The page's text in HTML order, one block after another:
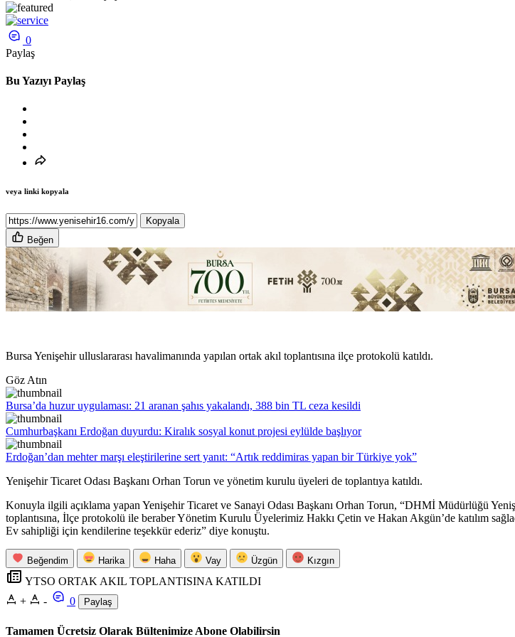
0
Paylaş
Bu Yazıyı Paylaş
veya linki kopyala
Kopyala
Beğen
Bursa Yenişehir ulluslararası havalimanında yapılan ortak akıl toplantısına ilçe protokolü katıldı.
Göz Atın
Bursa’da huzur uygulaması: 21 aranan şahıs yakalandı, 388 bin TL ceza kesildi
Cumhurbaşkanı Erdoğan duyurdu: Kiralık sosyal konut projesi eylülde başlıyor
Erdoğan’dan mehter marşı eleştirilerine sert yanıt: “Artık reddimiras yapan bir Türkiye yok”
Yenişehir Ticaret Odası Başkanı Orhan Torun ve yönetim kurulu üyeleri de toplantıya katıldı.
Konuyla ilgili açıklama yapan Yenişehir Ticaret ve Sanayi Odası Başkanı Orhan Torun, “DHMİ Müdürlüğü
toplantısına, İlçe protokolü ile beraber Yönetim Kurulu Üyelerimiz Hakkı Çetin ve Hakan Akgün’de katılım
Ev sahipliği için kendilerine teşekkür ederiz” diye konuştu.
Beğendim Harika Haha Vay Üzgün Kızgın
YTSO ORTAK AKIL TOPLANTISINA KATILDI
+
- 0 Paylaş
Tamamen Ücretsiz Olarak Bültenimize Abone Olabilirsin